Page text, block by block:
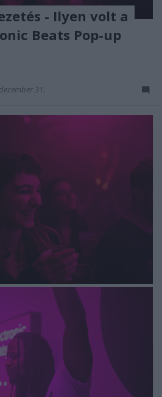
- Ilyen volt a
Beats Pop-up
31.